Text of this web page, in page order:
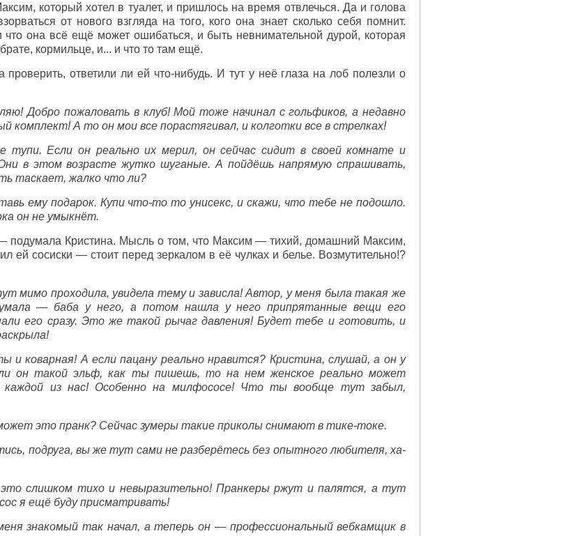
который хотел в туалет, и пришлось на время отвлечься. Да и голова
от нового взгляда на того, кого она знает сколько себя помнит.
что она всё ещё может ошибаться, и быть невнимательной дурой, которая
кормильце, и... и что то там ещё.
ответили ли ей что-нибудь. И тут у неё глаза на лоб полезли о
Добро пожаловать в клуб! Мой тоже начинал с гольфиков, а недавно
комплект! А то он мои все порастягивал, и колготки все в стрелках!
тупи. Если он реально их мерил, он сейчас сидит в своей комнате и
в этом возрасте жутко шуганые. А пойдёшь напрямую спрашивать,
таскает, жалко что ли?
ему подарок. Купи что-то то унисекс, и скажи, что тебе не подошло.
он не умыкнёт.
подумала Кристина. Мысль о том, что Максим — тихий, домашний Максим,
ей сосиски — стоит перед зеркалом в её чулках и белье. Возмутительно!?
мимо проходила, увидела тему и зависла! Автор, у меня была такая же
— баба у него, а потом нашла у него припрятанные вещи его
его сразу. Это же такой рычаг давления! Будет тебе и готовить, и
и коварная! А если пацану реально нравится? Кристина, слушай, а он у
он такой эльф, как ты пишешь, то на нем женское реально может
из нас! Особенно на милфососе! Что ты вообще тут забыл,
это пранк? Сейчас зумеры такие приколы снимают в тике-токе.
подруга, вы же тут сами не разберётесь без опытного любителя, ха-
это слишком тихо и невыразительно! Пранкеры ржут и палятся, а тут
я ещё буду присматривать!
знакомый так начал, а теперь он — профессиональный вебкамщик в